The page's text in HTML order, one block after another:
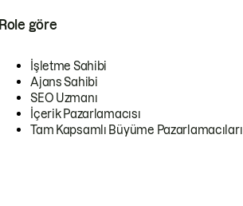
Role göre
İşletme Sahibi
Ajans Sahibi
SEO Uzmanı
İçerik Pazarlamacısı
Tam Kapsamlı Büyüme Pazarlamacıları